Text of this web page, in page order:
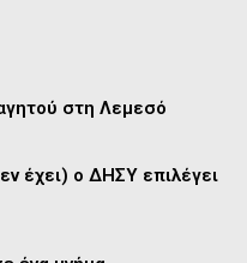
στη Λεμεσό
έχει) ο ΔΗΣΥ επιλέγει